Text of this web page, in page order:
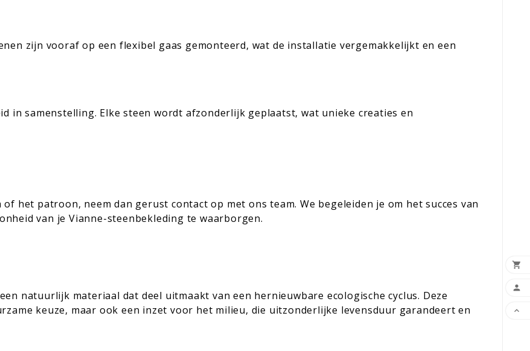
zijn vooraf op een flexibel gaas gemonteerd, wat de installatie vergemakkelijkt en een
in samenstelling. Elke steen wordt afzonderlijk geplaatst, wat unieke creaties en
het patroon, neem dan gerust contact op met ons team. We begeleiden je om het succes van
van je Vianne-steenbekleding te waarborgen.
natuurlijk materiaal dat deel uitmaakt van een hernieuwbare ecologische cyclus. Deze
keuze, maar ook een inzet voor het milieu, die uitzonderlijke levensduur garandeert en


